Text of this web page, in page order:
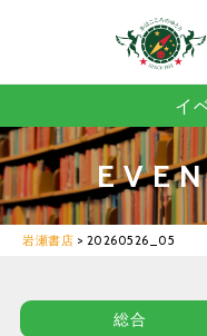
イ
岩瀬書店 > 20260526_05
総合